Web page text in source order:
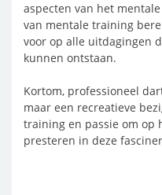
aspecten van het
van mentale training
voor op alle uitdagingen
kunnen ontstaan.
Kortom, professioneel
maar een recreatieve
training en passie om op
presteren in deze